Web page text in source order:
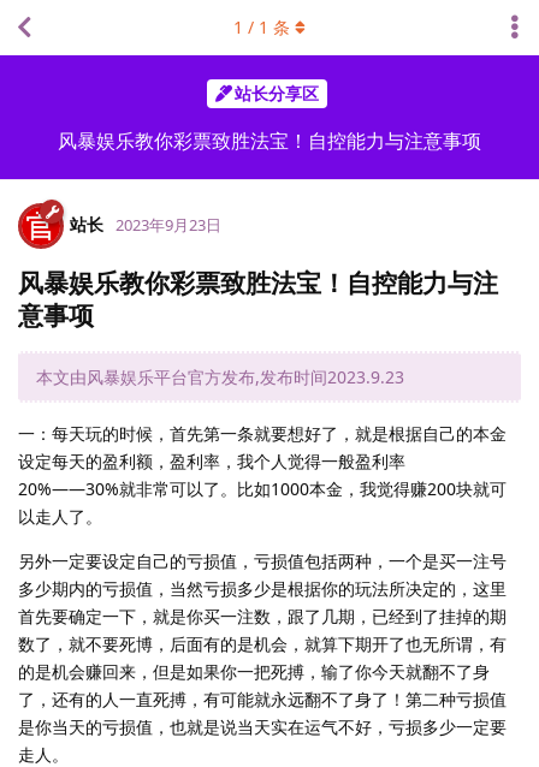
站长分享区
风暴娱乐教你彩票致胜法宝！自控能力与注意事项
1 / 1 条
站长 2023年9月23日
风暴娱乐教你彩票致胜法宝！自控能力与注
意事项
本文由风暴娱乐平台官方发布,发布时间2023.9.23
一：每天玩的时候，首先第一条就要想好了，就是根据自己的本金
设定每天的盈利额，盈利率，我个人觉得一般盈利率
20%——30%就非常可以了。比如1000本金，我觉得赚200块就可
以走人了。
另外一定要设定自己的亏损值，亏损值包括两种，一个是买一注号
多少期内的亏损值，当然亏损多少是根据你的玩法所决定的，这里
首先要确定一下，就是你买一注数，跟了几期，已经到了挂掉的期
数了，就不要死博，后面有的是机会，就算下期开了也无所谓，有
的是机会赚回来，但是如果你一把死搏，输了你今天就翻不了身
了，还有的人一直死搏，有可能就永远翻不了身了！第二种亏损值
是你当天的亏损值，也就是说当天实在运气不好，亏损多少一定要
走人。